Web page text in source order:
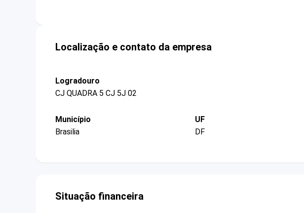
Localização e contato da empresa
Logradouro
CJ QUADRA 5 CJ 5J 02
Município
Brasilia
UF
DF
Situação financeira